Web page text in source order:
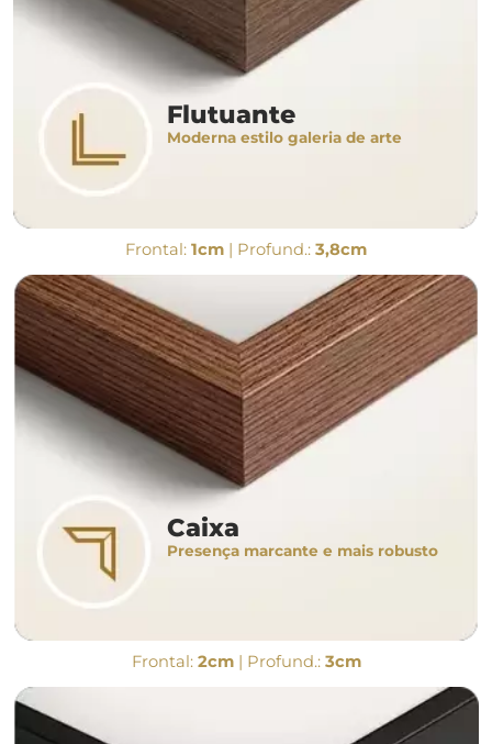
Flutuante
Moderna estilo galeria de arte
Frontal: 1cm | Profund.: 3,8cm
Caixa
Presença marcante e mais robusto
Frontal: 2cm| Profund.: 3cm